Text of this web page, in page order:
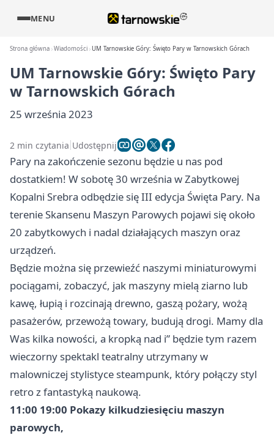
MENU
Strona główna Wiadomości UM Tarnowskie Góry: Święto Pary w Tarnowskich Górach
UM Tarnowskie Góry: Święto Pary
w Tarnowskich Górach
25 września 2023
2 min czytania Udostępnij
Pary na zakończenie sezonu będzie u nas pod
dostatkiem! W sobotę 30 września w Zabytkowej
Kopalni Srebra odbędzie się III edycja Święta Pary. Na
terenie Skansenu Maszyn Parowych pojawi się około
20 zabytkowych i nadal działających maszyn oraz
urządzeń.
Będzie można się przewieźć naszymi miniaturowymi
pociągami, zobaczyć, jak maszyny mielą ziarno lub
kawę, łupią i rozcinają drewno, gaszą pożary, wożą
pasażerów, przewożą towary, budują drogi. Mamy dla
Was kilka nowości, a kropką nad i” będzie tym razem
wieczorny spektakl teatralny utrzymany w
malowniczej stylistyce steampunk, który połączy styl
retro z fantastyką naukową.
11:00 19:00 Pokazy kilkudziesięciu maszyn
parowych,